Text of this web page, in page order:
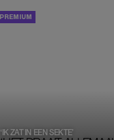
‘IK ZAT IN EEN SEKTE’